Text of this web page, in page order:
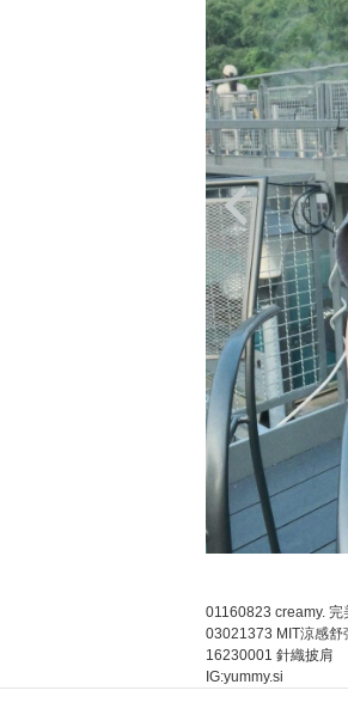
01160823 creamy.
03021373 MIT涼感舒
16230001 針織披肩
IG:yummy.si